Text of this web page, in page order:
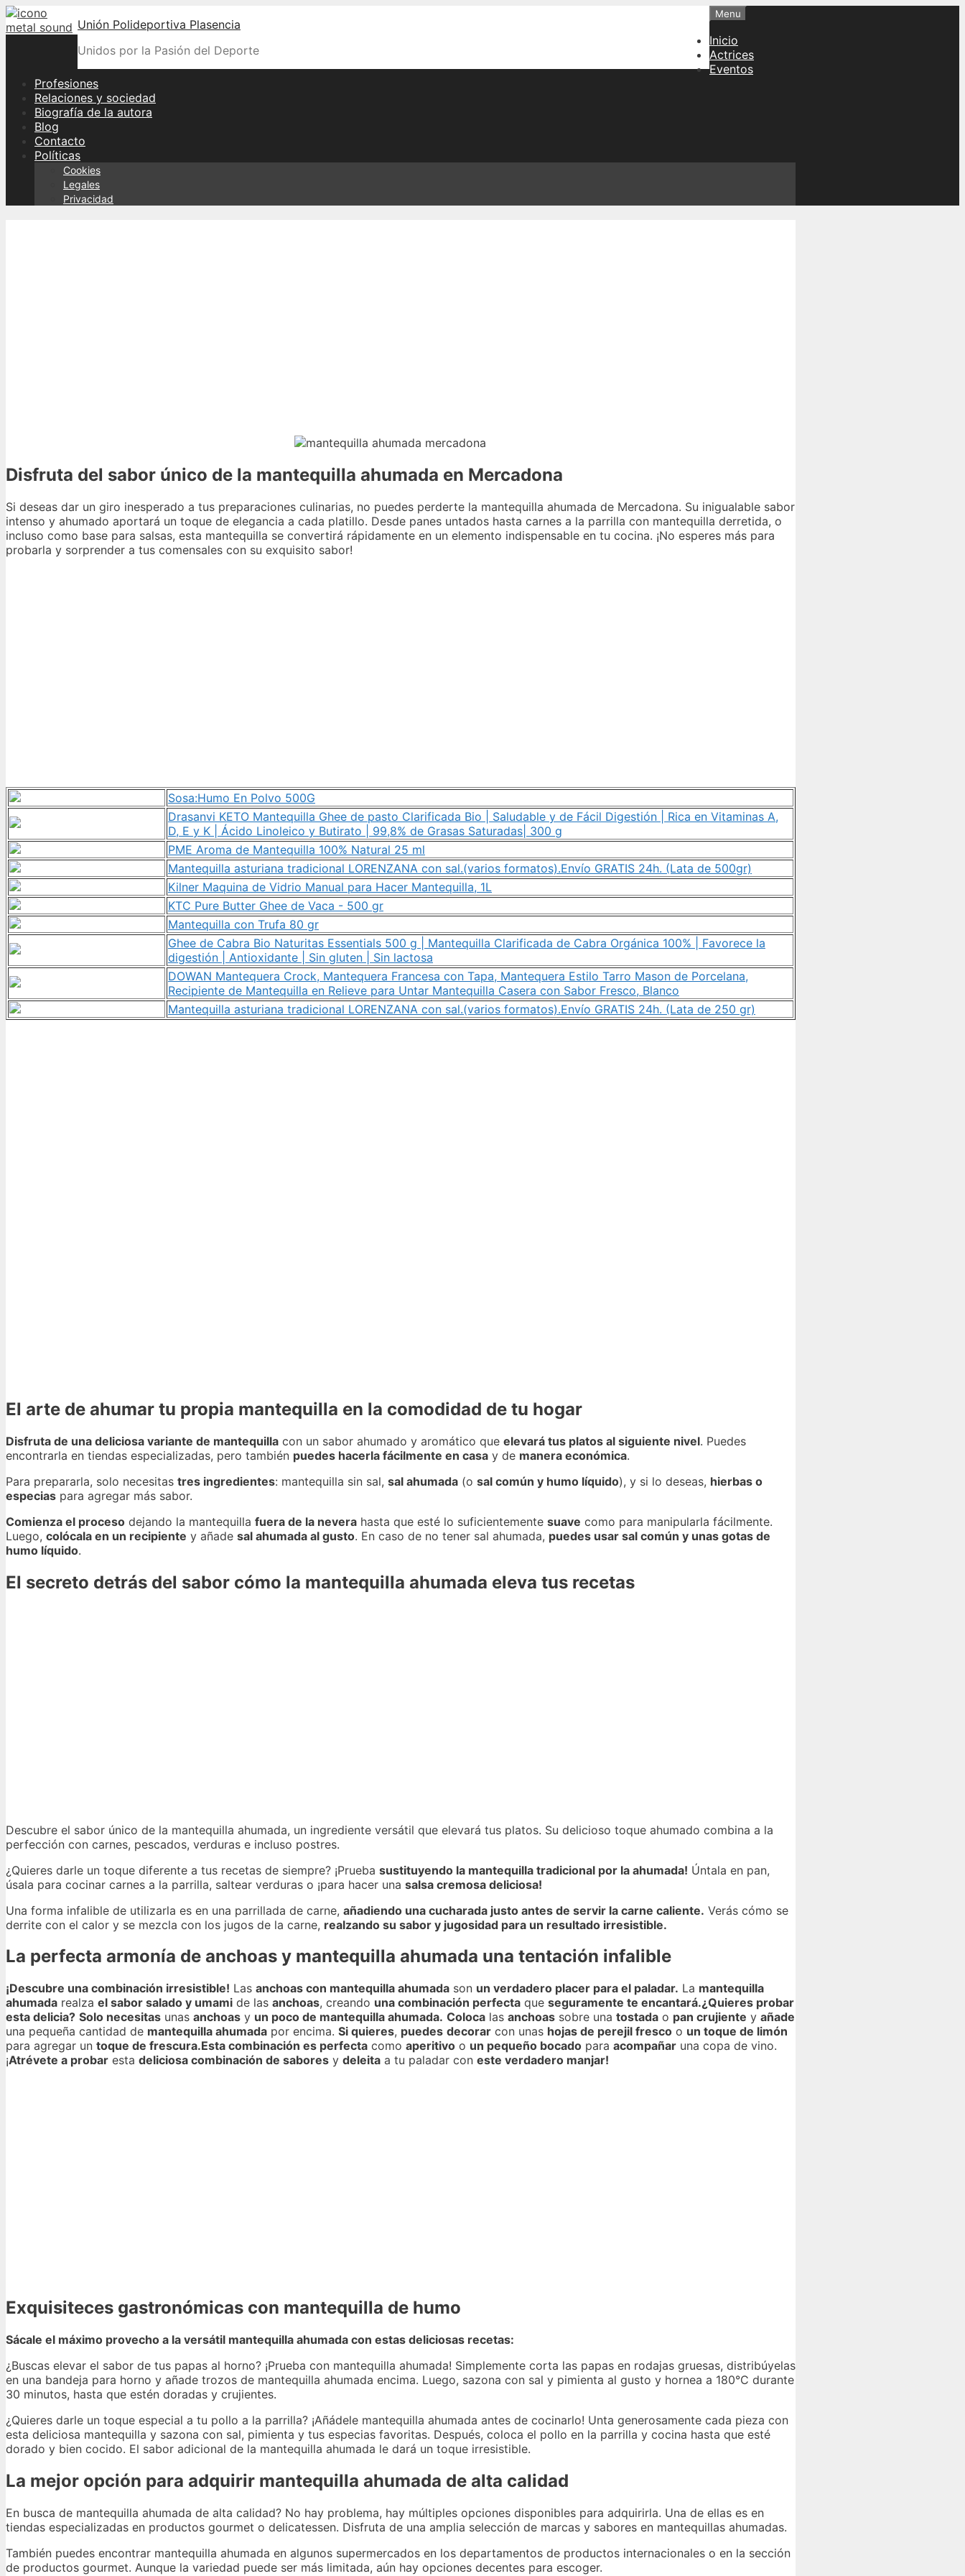
Skip
to
Unión Polideportiva Plasencia
Unidos por la Pasión del Deporte
Menu
Inicio
Actrices
Eventos
Profesiones
Relaciones y sociedad
Biografía de la autora
Blog
Contacto
Políticas
Cookies
Legales
Privacidad
Disfruta del sabor único de la mantequilla ahumada en Mercadona
Si deseas dar un giro inesperado a tus preparaciones culinarias, no puedes perderte la mantequilla ahumada de Mercadona. Su inigualable sabor
intenso y ahumado aportará un toque de elegancia a cada platillo. Desde panes untados hasta carnes a la parrilla con mantequilla derretida, o
incluso como base para salsas, esta mantequilla se convertirá rápidamente en un elemento indispensable en tu cocina. ¡No esperes más para
probarla y sorprender a tus comensales con su exquisito sabor!
Sosa:Humo En Polvo 500G
Drasanvi KETO Mantequilla Ghee de pasto Clarificada Bio | Saludable y de Fácil Digestión | Rica en Vitaminas A,
D, E y K | Ácido Linoleico y Butirato | 99,8% de Grasas Saturadas| 300 g
PME Aroma de Mantequilla 100% Natural 25 ml
Mantequilla asturiana tradicional LORENZANA con sal.(varios formatos).Envío GRATIS 24h. (Lata de 500gr)
Kilner Maquina de Vidrio Manual para Hacer Mantequilla, 1L
KTC Pure Butter Ghee de Vaca - 500 gr
Mantequilla con Trufa 80 gr
Ghee de Cabra Bio Naturitas Essentials 500 g | Mantequilla Clarificada de Cabra Orgánica 100% | Favorece la
digestión | Antioxidante | Sin gluten | Sin lactosa
DOWAN Mantequera Crock, Mantequera Francesa con Tapa, Mantequera Estilo Tarro Mason de Porcelana,
Recipiente de Mantequilla en Relieve para Untar Mantequilla Casera con Sabor Fresco, Blanco
Mantequilla asturiana tradicional LORENZANA con sal.(varios formatos).Envío GRATIS 24h. (Lata de 250 gr)
El arte de ahumar tu propia mantequilla en la comodidad de tu hogar
Disfruta de una deliciosa variante de mantequilla con un sabor ahumado y aromático que elevará tus platos al siguiente nivel. Puedes
encontrarla en tiendas especializadas, pero también puedes hacerla fácilmente en casa y de manera económica.
Para prepararla, solo necesitas tres ingredientes: mantequilla sin sal, sal ahumada (o sal común y humo líquido), y si lo deseas, hierbas o
especias para agregar más sabor.
Comienza el proceso dejando la mantequilla fuera de la nevera hasta que esté lo suficientemente suave como para manipularla fácilmente.
Luego, colócala en un recipiente y añade sal ahumada al gusto. En caso de no tener sal ahumada, puedes usar sal común y unas gotas de
humo líquido.
El secreto detrás del sabor cómo la mantequilla ahumada eleva tus recetas
Descubre el sabor único de la mantequilla ahumada, un ingrediente versátil que elevará tus platos. Su delicioso toque ahumado combina a la
perfección con carnes, pescados, verduras e incluso postres.
¿Quieres darle un toque diferente a tus recetas de siempre? ¡Prueba sustituyendo la mantequilla tradicional por la ahumada! Úntala en pan,
úsala para cocinar carnes a la parrilla, saltear verduras o ¡para hacer una salsa cremosa deliciosa!
Una forma infalible de utilizarla es en una parrillada de carne, añadiendo una cucharada justo antes de servir la carne caliente. Verás cómo se
derrite con el calor y se mezcla con los jugos de la carne, realzando su sabor y jugosidad para un resultado irresistible.
La perfecta armonía de anchoas y mantequilla ahumada una tentación infalible
¡Descubre una combinación irresistible! Las anchoas con mantequilla ahumada son un verdadero placer para el paladar. La mantequilla
ahumada realza el sabor salado y umami de las anchoas, creando una combinación perfecta que seguramente te encantará.¿Quieres probar
esta delicia? Solo necesitas unas anchoas y un poco de mantequilla ahumada. Coloca las anchoas sobre una tostada o pan crujiente y añade
una pequeña cantidad de mantequilla ahumada por encima. Si quieres, puedes decorar con unas hojas de perejil fresco o un toque de limón
para agregar un toque de frescura.Esta combinación es perfecta como aperitivo o un pequeño bocado para acompañar una copa de vino.
¡Atrévete a probar esta deliciosa combinación de sabores y deleita a tu paladar con este verdadero manjar!
Exquisiteces gastronómicas con mantequilla de humo
Sácale el máximo provecho a la versátil mantequilla ahumada con estas deliciosas recetas:
¿Buscas elevar el sabor de tus papas al horno? ¡Prueba con mantequilla ahumada! Simplemente corta las papas en rodajas gruesas, distribúyelas
en una bandeja para horno y añade trozos de mantequilla ahumada encima. Luego, sazona con sal y pimienta al gusto y hornea a 180°C durante
30 minutos, hasta que estén doradas y crujientes.
¿Quieres darle un toque especial a tu pollo a la parrilla? ¡Añádele mantequilla ahumada antes de cocinarlo! Unta generosamente cada pieza con
esta deliciosa mantequilla y sazona con sal, pimienta y tus especias favoritas. Después, coloca el pollo en la parrilla y cocina hasta que esté
dorado y bien cocido. El sabor adicional de la mantequilla ahumada le dará un toque irresistible.
La mejor opción para adquirir mantequilla ahumada de alta calidad
En busca de mantequilla ahumada de alta calidad? No hay problema, hay múltiples opciones disponibles para adquirirla. Una de ellas es en
tiendas especializadas en productos gourmet o delicatessen. Disfruta de una amplia selección de marcas y sabores en mantequillas ahumadas.
También puedes encontrar mantequilla ahumada en algunos supermercados en los departamentos de productos internacionales o en la sección
de productos gourmet. Aunque la variedad puede ser más limitada, aún hay opciones decentes para escoger.